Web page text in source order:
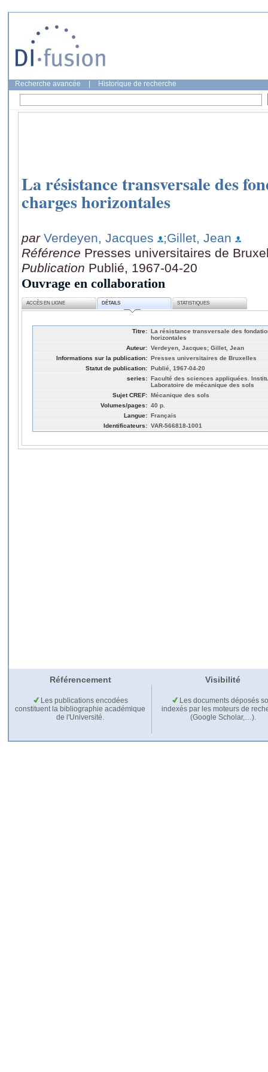
Recherche avancée Historique de recherche
La résistance transversale des
charges horizontales
par Verdeyen, Jacques
;Gillet, Jean
Référence Presses universitaires de
Publication Publié, 1967-04-20
Ouvrage en collaboration
ACCÈS EN LIGNE DÉTAILS STATISTIQUES
Titre: La résistance transversale des
horizontales
Auteur: Verdeyen, Jacques; Gillet, Jean
Informations sur la publication: Presses universitaires de Bruxelles
Statut de publication: Publié, 1967-04-20
series: Faculté des sciences appliquées.
Laboratoire de mécanique des sols
Sujet CREF: Mécanique des sols
Volumes/pages: 40 p.
Langue: Français
Identificateurs: VAR-566818-1001
Référencement Visibilité
Les publications encodées
constituent la bibliographie académique
de l'Université.
Les documents déposés
indexés par les moteurs de
(Google Scholar,…).